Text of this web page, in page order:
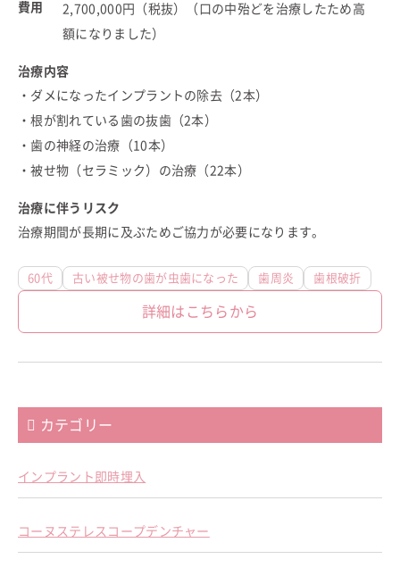
費用
2,700,000円（税抜）（口の中殆どを治療したため高
額になりました）
治療内容
・ダメになったインプラントの除去（2本）
・根が割れている歯の抜歯（2本）
・歯の神経の治療（10本）
・被せ物（セラミック）の治療（22本）
治療に伴うリスク
治療期間が長期に及ぶためご協力が必要になります。
60代 古い被せ物の歯が虫歯になった 歯周炎 歯根破折
詳細はこちらから
カテゴリー
インプラント即時埋入
コーヌステレスコープデンチャー